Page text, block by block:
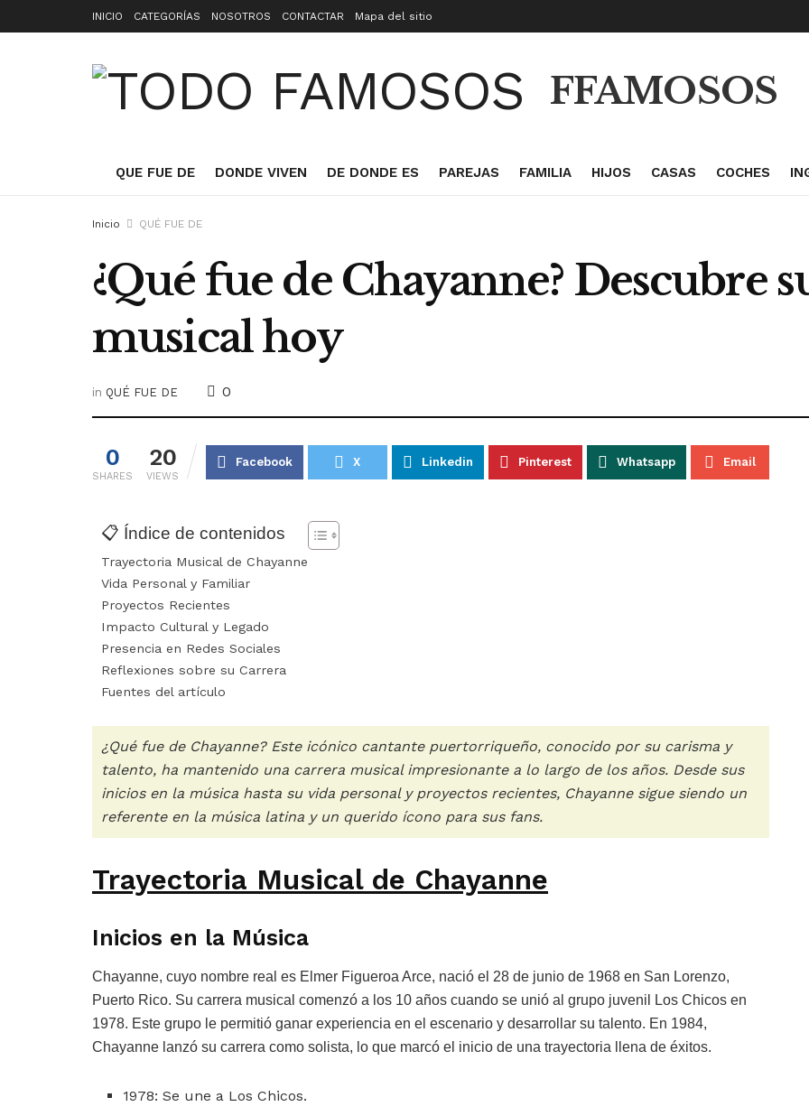
INICIO CATEGORÍAS NOSOTROS CONTACTAR Mapa del sitio
FFAMOSOS
QUE FUE DE DONDE VIVEN DE DONDE ES PAREJAS FAMILIA HIJOS CASAS COCHES
Inicio QUÉ FUE DE
¿Qué fue de Chayanne? Descubre
musical hoy
in QUÉ FUE DE 0
0
SHARES
20
VIEWS
Facebook X Linkedin Pinterest Whatsapp Email
📋 Índice de contenidos
Trayectoria Musical de Chayanne
Vida Personal y Familiar
Proyectos Recientes
Impacto Cultural y Legado
Presencia en Redes Sociales
Reflexiones sobre su Carrera
Fuentes del artículo
¿Qué fue de Chayanne? Este icónico cantante puertorriqueño, conocido por su carisma y
talento, ha mantenido una carrera musical impresionante a lo largo de los años. Desde sus
inicios en la música hasta su vida personal y proyectos recientes, Chayanne sigue siendo un
referente en la música latina y un querido ícono para sus fans.
Trayectoria Musical de Chayanne
Inicios en la Música
Chayanne, cuyo nombre real es Elmer Figueroa Arce, nació el 28 de junio de 1968 en San Lorenzo,
Puerto Rico. Su carrera musical comenzó a los 10 años cuando se unió al grupo juvenil Los Chicos en
1978. Este grupo le permitió ganar experiencia en el escenario y desarrollar su talento. En 1984,
Chayanne lanzó su carrera como solista, lo que marcó el inicio de una trayectoria llena de éxitos.
1978: Se une a Los Chicos.